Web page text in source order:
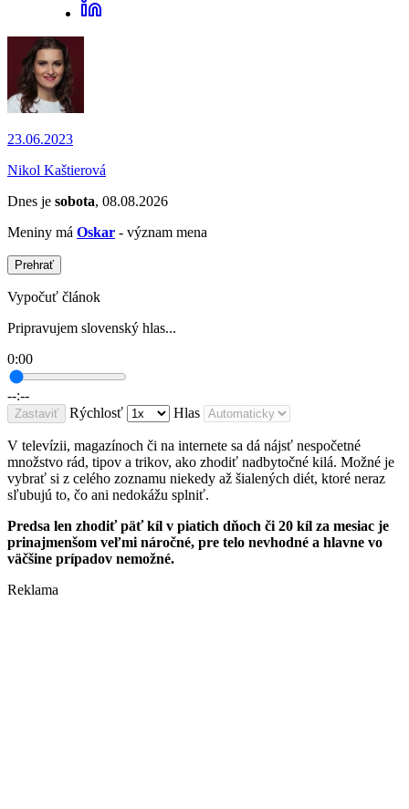
23.06.2023
Nikol Kaštierová
Dnes je sobota, 08.08.2026
Meniny má Oskar - význam mena
Prehrať
Vypočuť článok
Pripravujem slovenský hlas...
0:00
--:--
Zastaviť Rýchlosť Hlas
V televízii, magazínoch či na internete sa dá nájsť nespočetné
množstvo rád, tipov a trikov, ako zhodiť nadbytočné kilá. Možné je
vybrať si z celého zoznamu niekedy až šialených diét, ktoré neraz
sľubujú to, čo ani nedokážu splniť.
Predsa len zhodiť päť kíl v piatich dňoch či 20 kíl za mesiac je
prinajmenšom veľmi náročné, pre telo nevhodné a hlavne vo
väčšine prípadov nemožné.
Reklama